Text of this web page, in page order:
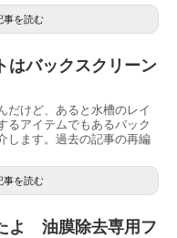
事を読む
はバックスクリーン
だけど、あると水槽のレイ
るアイテムでもあるバック
します。過去の記事の再編
事を読む
よ 油膜除去専用フ